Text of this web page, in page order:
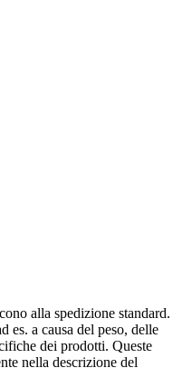
alla spedizione standard.
es. a causa del peso, delle
dei prodotti. Queste
nella descrizione del